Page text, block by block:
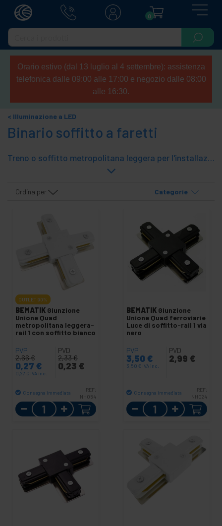
0
Orario estivo (dal 13 luglio al 4 settembre): assistenza
telefonica dalle 09:00 alle 17:00 e negozio dalle 08:00
alle 16:30.
Illuminazione a LED
Binario soffitto a faretti
Treno o soffitto metropolitana leggera per l'installazione di luci a LED, luci convenzionali, lampade. Lanes 1-way o 3-way nero, bianco e grigio i colori. È possibile partecipare a più corsie con una gamma di connettori che abbiamo, consentendo ad ogni progetto illuminotecnico. La guida è compatibile con lampade/lampadine che hanno traccia adattatore 1-way o 3-way.
Ordina per Categorie
OUTLET 90%
BEMATIK Giunzione
Unione Quad
metropolitana leggera-
rail 1 con soffitto bianco
PVP
2,66€
0,27 €
0,27 € IVA inc.
PVD
2,33€
0,23 €
Consegna immediata
REF:
NH054
Quantità
BEMATIK Giunzione
Unione Quad ferroviarie
Luce di soffitto-rail 1 via
nero
PVP
3,50 €
3,50 € IVA inc.
PVD
2,99 €
Consegna immediata
REF:
NH024
Quantità